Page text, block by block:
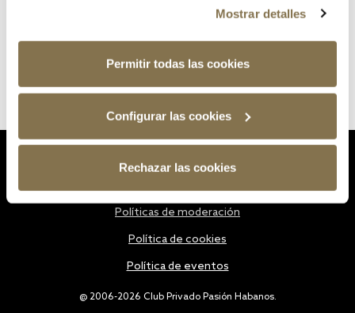
Mostrar detalles
Permitir todas las cookies
Configurar las cookies
Rechazar las cookies
@ 2006-2026 Club Privado Pasión Habanos.
Políticas de moderación
Política de cookies
Política de eventos